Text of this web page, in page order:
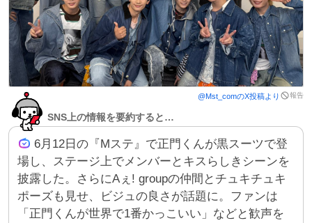
@Mst_comのX投稿より 報告
SNS上の情報を要約すると…
6月12日の『Mステ』で正門くんが黒スーツで登
場し、ステージ上でメンバーとキスらしきシーンを
披露した。さらにAぇ! groupの仲間とチュキチュキ
ポーズも見せ、ビジュの良さが話題に。ファンは
「正門くんが世界で1番かっこいい」などと歓声を